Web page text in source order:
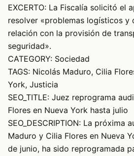
EXCERTO: La Fiscalía solicitó el
resolver «problemas logísticos y
relación con la provisión de
seguridad».
CATEGORY: Sociedad
TAGS: Nicolás Maduro, Cilia
York, Justicia
SEO_TITLE: Juez reprograma
Flores en Nueva York hasta julio
SEO_DESCRIPTION: La próxima
Maduro y Cilia Flores en Nueva
de junio, ha sido reprogramada